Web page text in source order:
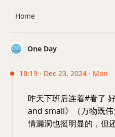
One Day
18:19 · Dec 23, 2024 · Mon
昨天下班后连着#看了
and small》（万物既
情漏洞也挺明显的，但
Home